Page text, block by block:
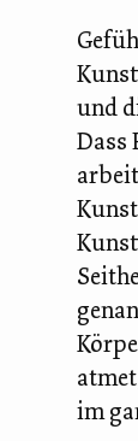
und
Dass
im